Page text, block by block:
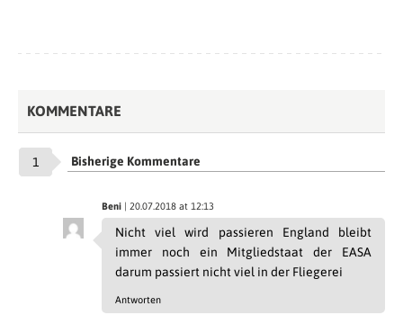
KOMMENTARE
1 Bisherige Kommentare
Beni | 20.07.2018 at 12:13
Nicht viel wird passieren England bleibt
immer noch ein Mitgliedstaat der EASA
darum passiert nicht viel in der Fliegerei
Antworten